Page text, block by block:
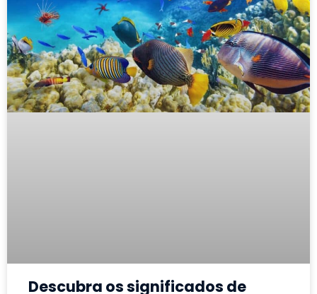
Descubra os significados de